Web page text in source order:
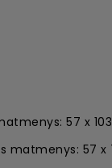
57 x
matmenys: 57 x